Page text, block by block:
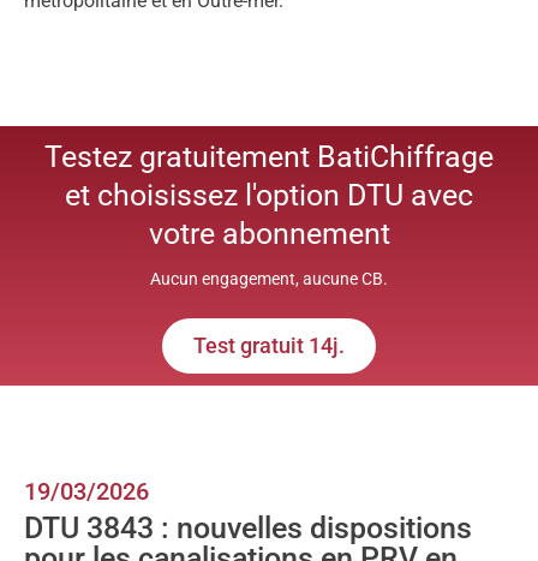
Testez gratuitement BatiChiffrage
et choisissez l'option DTU avec
votre abonnement
Aucun engagement, aucune CB.
Test gratuit 14j.
19/03/2026
DTU 3843 : nouvelles dispositions